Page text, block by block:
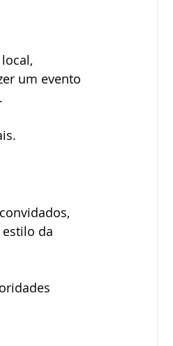
um evento
estilo da